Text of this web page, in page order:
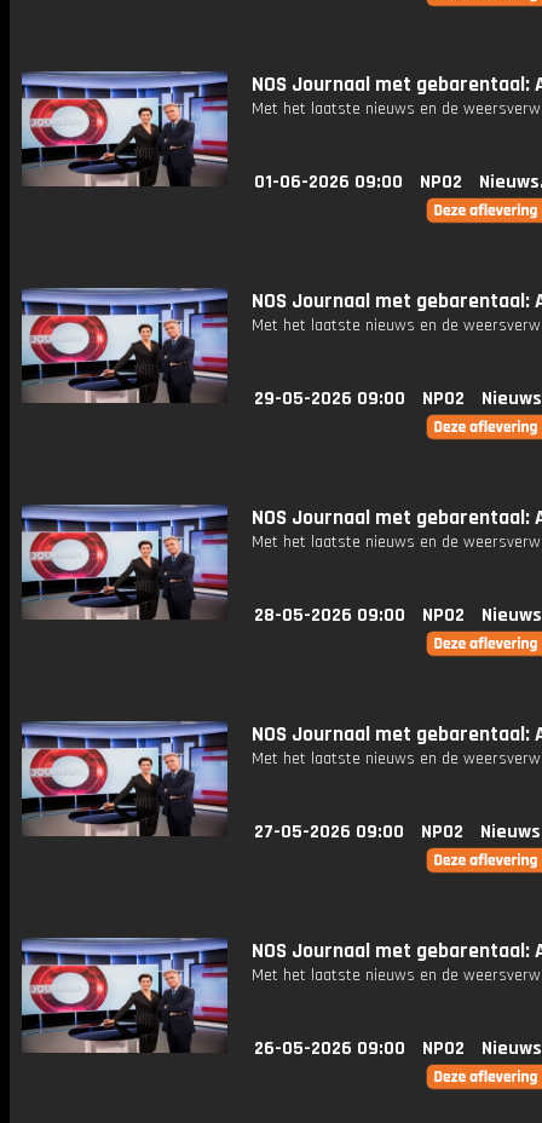
NOS Journaal met gebarentaal:
Met het laatste nieuws en de
01-06-2026 09:00 NPO2
NOS Journaal met gebarentaal:
Met het laatste nieuws en de
29-05-2026 09:00 NPO2
NOS Journaal met gebarentaal:
Met het laatste nieuws en de
28-05-2026 09:00 NPO2
NOS Journaal met gebarentaal:
Met het laatste nieuws en de
27-05-2026 09:00 NPO2
NOS Journaal met gebarentaal:
Met het laatste nieuws en de
26-05-2026 09:00 NPO2